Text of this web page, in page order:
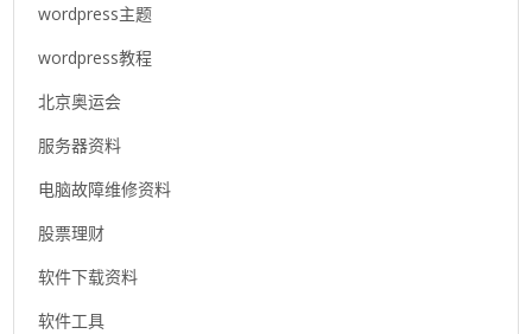
wordpress主题
wordpress教程
北京奥运会
服务器资料
电脑故障维修资料
股票理财
软件下载资料
软件工具